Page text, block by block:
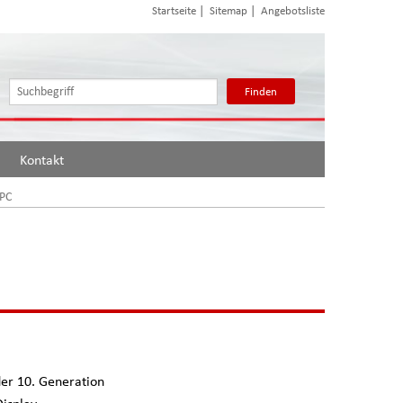
Startseite Sitemap Angebotsliste
Finden
Kontakt
10. Generation